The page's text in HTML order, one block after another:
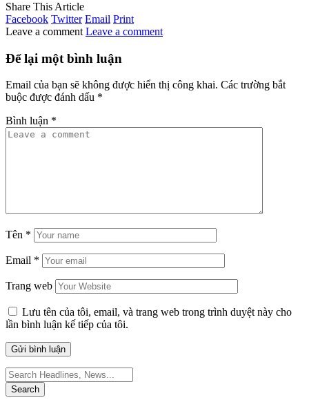
Share This Article
Facebook Twitter Email Print
Leave a comment Leave a comment
Để lại một bình luận
Email của bạn sẽ không được hiển thị công khai. Các trường bắt
buộc được đánh dấu *
Bình luận *
Tên *
Email *
Trang web
Lưu tên của tôi, email, và trang web trong trình duyệt này cho
lần bình luận kế tiếp của tôi.
Search
for: